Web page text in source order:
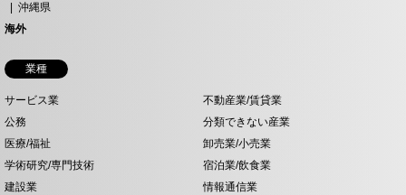
沖縄県
海外
業種
サービス業
不動産業/賃貸業
公務
分類できない産業
医療/福祉
卸売業/小売業
学術研究/専門技術
宿泊業/飲食業
建設業
情報通信業